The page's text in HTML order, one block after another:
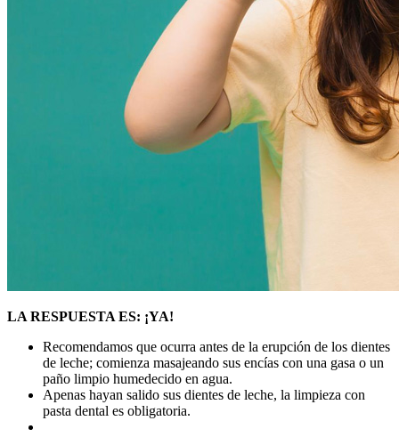
LA RESPUESTA ES: ¡YA!
Recomendamos que ocurra antes de la erupción de los dientes
de leche; comienza masajeando sus encías con una gasa o un
paño limpio humedecido en agua.
Apenas hayan salido sus dientes de leche, la limpieza con
pasta dental es obligatoria.